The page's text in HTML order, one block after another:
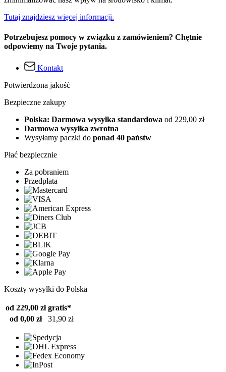
Tutaj znajdziesz więcej informacji.
Potrzebujesz pomocy w związku z zamówieniem? Chętnie
odpowiemy na Twoje pytania.
Kontakt
Potwierdzona jakość
Bezpieczne zakupy
Polska: Darmowa wysyłka standardowa od 229,00 zł
Darmowa wysyłka zwrotna
Wysyłamy paczki do ponad 40 państw
Płać bezpiecznie
Za pobraniem
Przedpłata
Koszty wysyłki do Polska
od 229,00 zł gratis*
od 0,00 zł
31,90 zł